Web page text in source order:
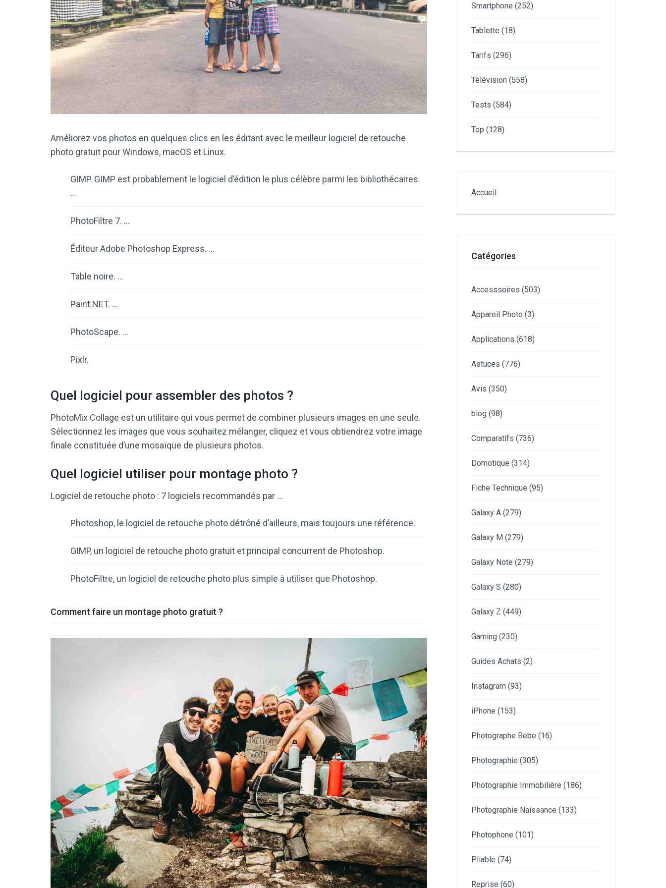
Améliorez vos photos en quelques clics en les éditant avec le meilleur logiciel de retouche
photo gratuit pour Windows, macOS et Linux.
GIMP. GIMP est probablement le logiciel d’édition le plus célèbre parmi les bibliothécaires.
…
PhotoFiltre 7. …
Éditeur Adobe Photoshop Express. …
Table noire. …
Paint.NET. …
PhotoScape. …
Pixlr.
Quel logiciel pour assembler des photos ?
PhotoMix Collage est un utilitaire qui vous permet de combiner plusieurs images en une seule.
Sélectionnez les images que vous souhaitez mélanger, cliquez et vous obtiendrez votre image
finale constituée d’une mosaïque de plusieurs photos.
Quel logiciel utiliser pour montage photo ?
Logiciel de retouche photo : 7 logiciels recommandés par …
Photoshop, le logiciel de retouche photo détrôné d’ailleurs, mais toujours une référence.
GIMP, un logiciel de retouche photo gratuit et principal concurrent de Photoshop.
PhotoFiltre, un logiciel de retouche photo plus simple à utiliser que Photoshop.
Comment faire un montage photo gratuit ?
Smartphone (252)
Tablette (18)
Tarifs (296)
Télévision (558)
Tests (584)
Top (128)
Accueil
Catégories
Accesssoires (503)
Appareil Photo (3)
Applications (618)
Astuces (776)
Avis (350)
blog (98)
Comparatifs (736)
Domotique (314)
Fiche Technique (95)
Galaxy A (279)
Galaxy M (279)
Galaxy Note (279)
Galaxy S (280)
Galaxy Z (449)
Gaming (230)
Guides Achats (2)
Instagram (93)
iPhone (153)
Photographe Bebe (16)
Photographie (305)
Photographie Immobilière (186)
Photographie Naissance (133)
Photophone (101)
Pliable (74)
Reprise (60)